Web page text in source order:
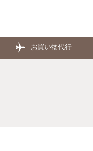
お買い物代行